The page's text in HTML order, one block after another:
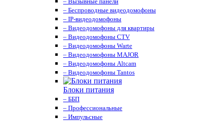
– Беспроводные видеодомофоны
– IP-видеодомофоны
– Видеодомофоны для квартиры
– Видеодомофоны CTV
– Видеодомофоны Warte
– Видеодомофоны MAJOR
– Видеодомофоны Altcam
– Видеодомофоны Tantos
Блоки питания
– ББП
– Профессиональные
– Импульсные